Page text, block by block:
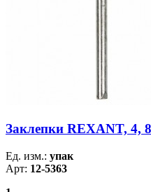
Заклепки REXANT, 4,
Ед. изм.: упак
Арт: 12-5363